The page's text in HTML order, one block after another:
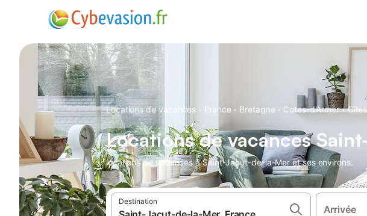
Locations de vacances · France · Bretagne · Cotes-d'Armor ·
Locations de vacances
locations de vacances à Saint-Jacut-de-la-Mer et ses environs.
Destination
Arrivée